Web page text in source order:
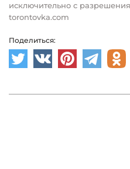
исключительно с
torontovka.com
Поделиться: